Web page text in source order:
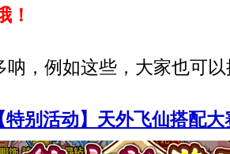
！
，例如这些，大家也可
特别活动】天外飞仙搭配大